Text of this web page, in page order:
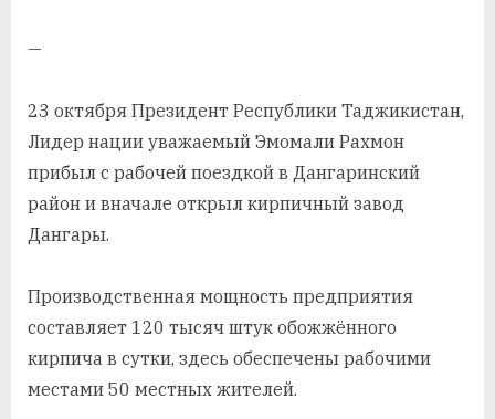
—
23 октября Президент Республики Таджикистан,
Лидер нации уважаемый Эмомали Рахмон
прибыл с рабочей поездкой в Дангаринский
район и вначале открыл кирпичный завод
Дангары.
Производственная мощность предприятия
составляет 120 тысяч штук обожжённого
кирпича в сутки, здесь обеспечены рабочими
местами 50 местных жителей.